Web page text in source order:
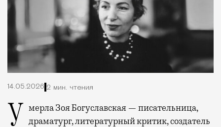
14.05.2026 2 мин. чтения
Умерла Зоя Богуславская — писательница,
драматург, литературный критик, создатель